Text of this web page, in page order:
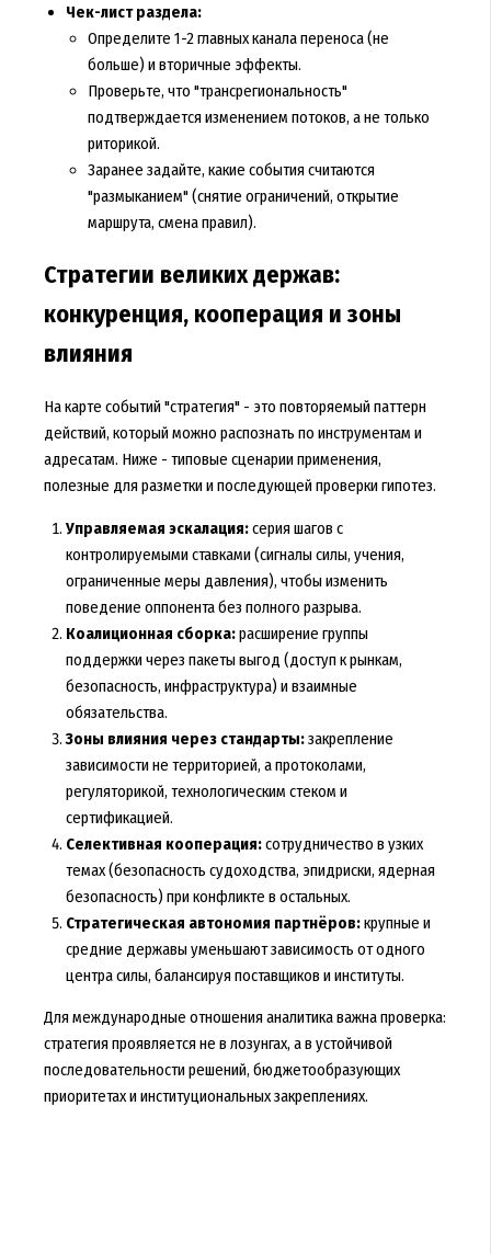
Чек-лист раздела:
Определите 1-2 главных канала переноса (не
больше) и вторичные эффекты.
Проверьте, что "трансрегиональность"
подтверждается изменением потоков, а не только
риторикой.
Заранее задайте, какие события считаются
"размыканием" (снятие ограничений, открытие
маршрута, смена правил).
Стратегии великих держав:
конкуренция, кооперация и зоны
влияния
На карте событий "стратегия" - это повторяемый паттерн
действий, который можно распознать по инструментам и
адресатам. Ниже - типовые сценарии применения,
полезные для разметки и последующей проверки гипотез.
Управляемая эскалация:серия шагов с
контролируемыми ставками (сигналы силы, учения,
ограниченные меры давления), чтобы изменить
поведение оппонента без полного разрыва.
Коалиционная сборка:расширение группы
поддержки через пакеты выгод (доступ к рынкам,
безопасность, инфраструктура) и взаимные
обязательства.
Зоны влияния через стандарты:закрепление
зависимости не территорией, а протоколами,
регуляторикой, технологическим стеком и
сертификацией.
Селективная кооперация:сотрудничество в узких
темах (безопасность судоходства, эпидриски, ядерная
безопасность) при конфликте в остальных.
Стратегическая автономия партнёров:крупные и
средние державы уменьшают зависимость от одного
центра силы, балансируя поставщиков и институты.
Для международные отношения аналитика важна проверка:
стратегия проявляется не в лозунгах, а в устойчивой
последовательности решений, бюджетообразующих
приоритетах и институциональных закреплениях.